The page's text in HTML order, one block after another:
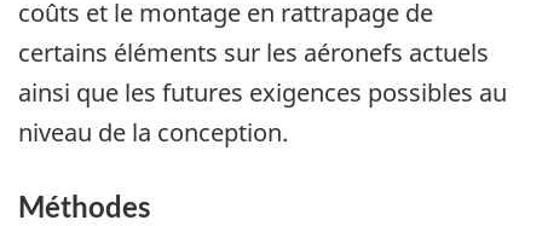
coûts et le montage en rattrapage de
certains éléments sur les aéronefs actuels
ainsi que les futures exigences possibles au
niveau de la conception.
Méthodes